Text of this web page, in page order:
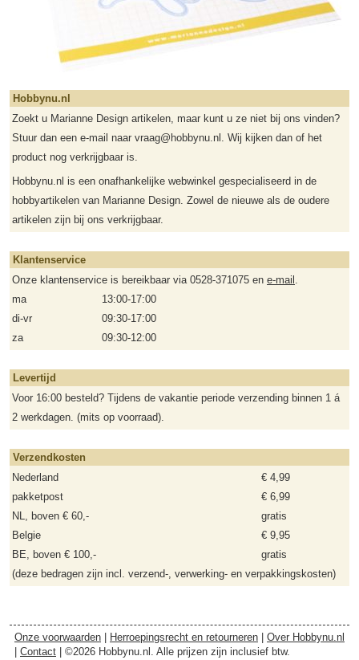
Hobbynu.nl
Zoekt u Marianne Design artikelen, maar kunt u ze niet bij ons vinden?
Stuur dan een e-mail naar vraag@hobbynu.nl. Wij kijken dan of het
product nog verkrijgbaar is.
Hobbynu.nl is een onafhankelijke webwinkel gespecialiseerd in de
hobbyartikelen van Marianne Design. Zowel de nieuwe als de oudere
artikelen zijn bij ons verkrijgbaar.
Klantenservice
Onze klantenservice is bereikbaar via 0528-371075 en e-mail .
ma
13:00-17:00
di-vr
09:30-17:00
za
09:30-12:00
Levertijd
Voor 16:00 besteld? Tijdens de vakantie periode verzending binnen 1 á
2 werkdagen. (mits op voorraad).
Verzendkosten
Nederland
€ 4,99
pakketpost
€ 6,99
NL, boven € 60,-
gratis
Belgie
€ 9,95
BE, boven € 100,-
gratis
(deze bedragen zijn incl. verzend-, verwerking- en verpakkingskosten)
Onze voorwaarden Herroepingsrecht en retourneren
Over Hobbynu.nl
Contact | ©2026 Hobbynu.nl. Alle prijzen zijn inclusief btw.